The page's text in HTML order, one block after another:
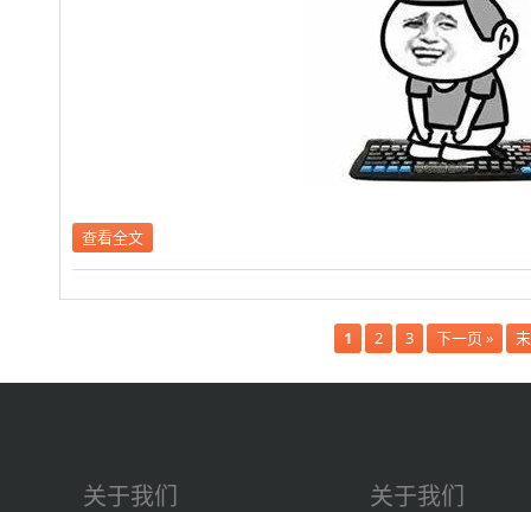
查看全文
1 2 3 下一页 »
关于我们 关于我们